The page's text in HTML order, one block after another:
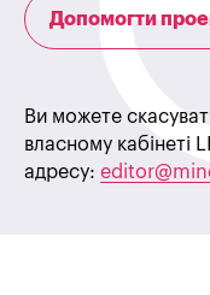
Допомогти
Ви можете
власному кабінеті
адресу: